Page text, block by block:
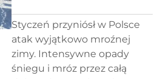
Styczeń przyniósł w Polsce
atak wyjątkowo mroźnej
zimy. Intensywne opady
śniegu i mróz przez całą